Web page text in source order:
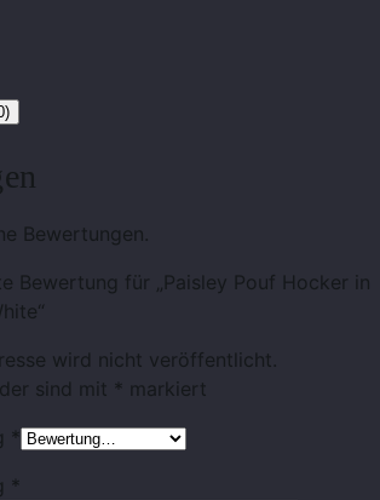
Bewertungen.
Bewertung für „Paisley Pouf Hocker in
wird nicht veröffentlicht.
sind mit * markiert
*
*